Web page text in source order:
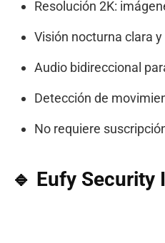
Resolución 2K:
Visión nocturna clara
Audio bidireccional
Detección de
No requiere
🔹 Eufy Security